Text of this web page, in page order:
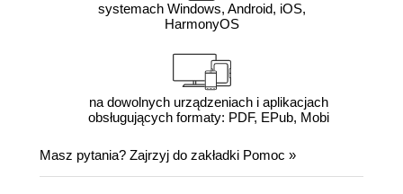
systemach Windows, Android, iOS,
HarmonyOS
na dowolnych urządzeniach i aplikacjach
obsługujących formaty: PDF, EPub, Mobi
Masz pytania? Zajrzyj do zakładki Pomoc »